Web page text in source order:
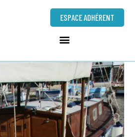
ESPACE ADHÉRENT